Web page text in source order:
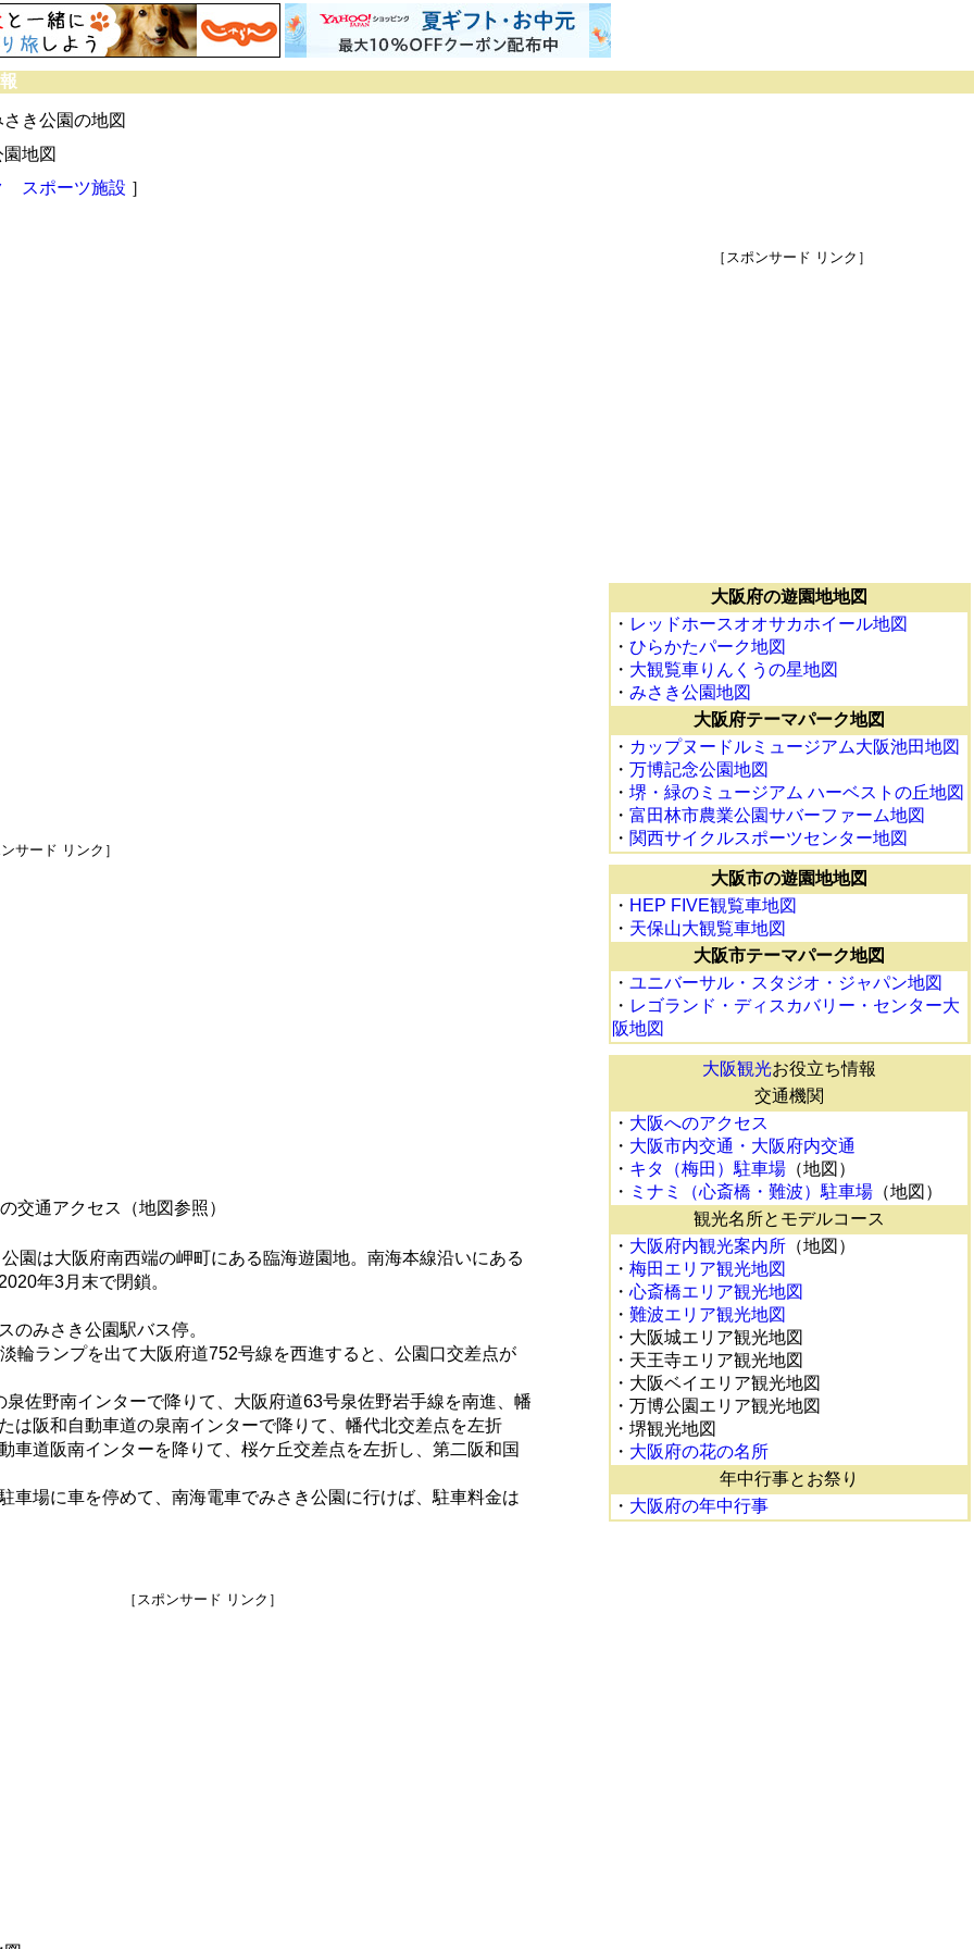
さき公園の地図
地図
スポーツ施設 ］
サード リンク］
交通アクセス（地図参照）
園は大阪府南西端の岬町にある臨海遊園地。南海本線沿いにある
年3月末で閉鎖。
のみさき公園駅バス停。
輪ランプを出て大阪府道752号線を西進すると、公園口交差点が
佐野南インターで降りて、大阪府道63号泉佐野岩手線を南進、幡
は阪和自動車道の泉南インターで降りて、幡代北交差点を左折
道阪南インターを降りて、桜ケ丘交差点を左折し、第二阪和国
場に車を停めて、南海電車でみさき公園に行けば、駐車料金は
［スポンサード リンク］
大阪府の遊園地地図
・ レッドホースオオサカホイール地図
・ ひらかたパーク地図
・ 大観覧車りんくうの星地図
・ みさき公園地図
大阪府テーマパーク地図
・ カップヌードルミュージアム大阪池田地図
・ 万博記念公園地図
・ 堺・緑のミュージアム ハーベストの丘地図
・ 富田林市農業公園サバーファーム地図
・ 関西サイクルスポーツセンター地図
大阪市の遊園地地図
・ HEP FIVE観覧車地図
・ 天保山大観覧車地図
大阪市テーマパーク地図
・ ユニバーサル・スタジオ・ジャパン地図
・ レゴランド・ディスカバリー・センター大
阪地図
大阪観光お役立ち情報
交通機関
・ 大阪へのアクセス
・ 大阪市内交通・大阪府内交通
・ キタ（梅田）駐車場 （地図）
・ ミナミ（心斎橋・難波）駐車場 （地図）
観光名所とモデルコース
・ 大阪府内観光案内所 （地図）
・ 梅田エリア観光地図
・ 心斎橋エリア観光地図
・ 難波エリア観光地図
・大阪城エリア観光地図
・天王寺エリア観光地図
・大阪ベイエリア観光地図
・万博公園エリア観光地図
・堺観光地図
・ 大阪府の花の名所
年中行事とお祭り
・ 大阪府の年中行事
［スポンサード リンク］